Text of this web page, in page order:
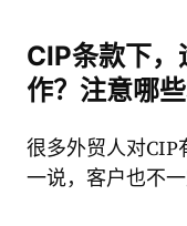
CIP条款下
作？注意哪些
很多外贸人对CIP
一说，客户也不一